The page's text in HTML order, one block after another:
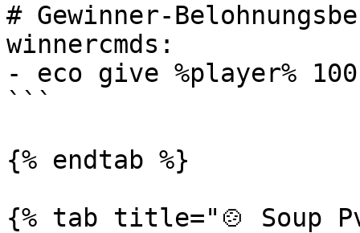
# Gewinner-
winnercmds:
- eco give %player% 100
```
{% endtab %}
{% tab title="🍲 Soup